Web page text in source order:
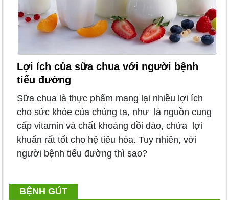
Lợi ích của sữa chua với người bệnh
tiểu đường
Sữa chua là thực phẩm mang lại nhiều lợi ích
cho sức khỏe của chúng ta, như là nguồn cung
cấp vitamin và chất khoáng dồi dào, chứa lợi
khuẩn rất tốt cho hệ tiêu hóa. Tuy nhiên, với
người bệnh tiểu đường thì sao?
BỆNH GÚT